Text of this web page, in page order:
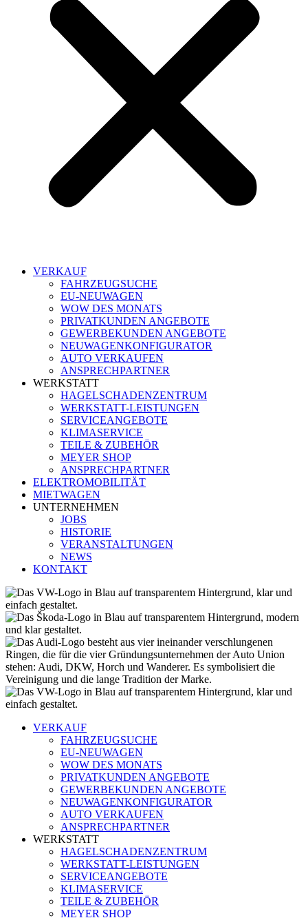
VERKAUF
FAHRZEUGSUCHE
EU-NEUWAGEN
WOW DES MONATS
PRIVATKUNDEN ANGEBOTE
GEWERBEKUNDEN ANGEBOTE
NEUWAGENKONFIGURATOR
AUTO VERKAUFEN
ANSPRECHPARTNER
WERKSTATT
HAGELSCHADENZENTRUM
WERKSTATT-LEISTUNGEN
SERVICEANGEBOTE
KLIMASERVICE
TEILE & ZUBEHÖR
MEYER SHOP
ANSPRECHPARTNER
ELEKTROMOBILITÄT
MIETWAGEN
UNTERNEHMEN
JOBS
HISTORIE
VERANSTALTUNGEN
NEWS
KONTAKT
VERKAUF
FAHRZEUGSUCHE
EU-NEUWAGEN
WOW DES MONATS
PRIVATKUNDEN ANGEBOTE
GEWERBEKUNDEN ANGEBOTE
NEUWAGENKONFIGURATOR
AUTO VERKAUFEN
ANSPRECHPARTNER
WERKSTATT
HAGELSCHADENZENTRUM
WERKSTATT-LEISTUNGEN
SERVICEANGEBOTE
KLIMASERVICE
TEILE & ZUBEHÖR
MEYER SHOP